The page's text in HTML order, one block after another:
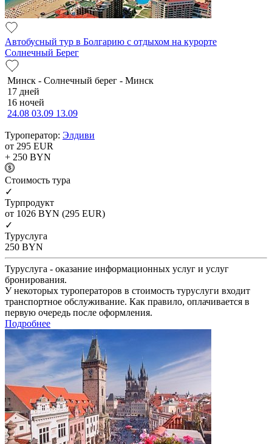
Автобусный тур в Болгарию с отдыхом на курорте
Солнечный Берег
Минск - Солнечный берег - Минск
17 дней
16 ночей
24.08 03.09 13.09
Туроператор: Элдиви
от 295 EUR
+ 250 BYN
Cтоимость тура
✓
Турпродукт
от 1026 BYN (295 EUR)
✓
Туруслуга
250 BYN
Туруслуга - оказание информационных услуг и услуг
бронирования.
У некоторых туроператоров в стоимость туруслуги входит
транспортное обслуживание. Как правило, оплачивается в
первую очередь после оформления.
Подробнее